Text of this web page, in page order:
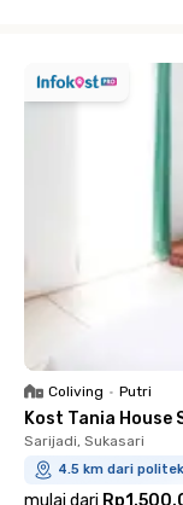
Coliving • Putri
Kost Tania House
Sarijadi, Sukasari
4.5 km dari
mulai dari